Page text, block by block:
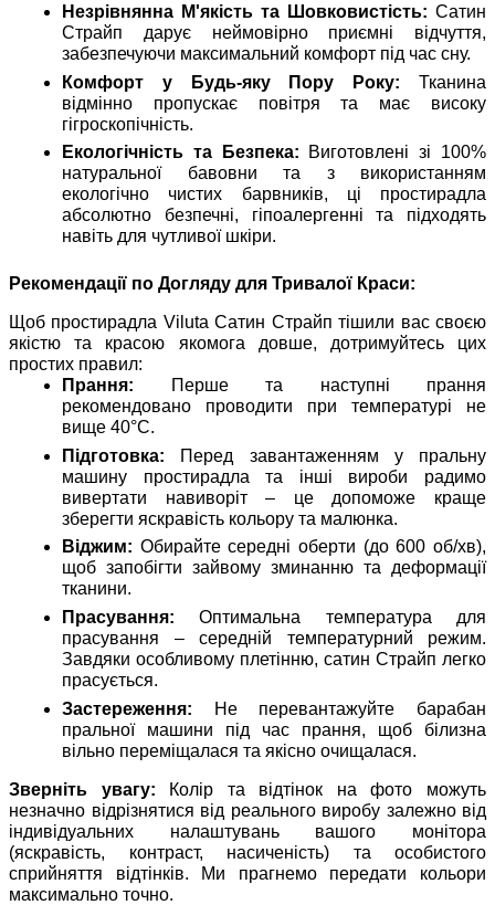
Незрівнянна М'якість та Шовковистість: Сатин
Страйп дарує неймовірно приємні відчуття,
забезпечуючи максимальний комфорт під час сну.
Комфорт у Будь-яку Пору Року: Тканина
відмінно пропускає повітря та має високу
гігроскопічність.
Екологічність та Безпека: Виготовлені зі 100%
натуральної бавовни та з використанням
екологічно чистих барвників, ці простирадла
абсолютно безпечні, гіпоалергенні та підходять
навіть для чутливої шкіри.
Рекомендації по Догляду для Тривалої Краси:
Щоб простирадла Viluta Сатин Страйп тішили вас своєю
якістю та красою якомога довше, дотримуйтесь цих
простих правил:
Прання: Перше та наступні прання
рекомендовано проводити при температурі не
вище 40°C.
Підготовка: Перед завантаженням у пральну
машину простирадла та інші вироби радимо
вивертати навиворіт – це допоможе краще
зберегти яскравість кольору та малюнка.
Віджим: Обирайте середні оберти (до 600 об/хв),
щоб запобігти зайвому зминанню та деформації
тканини.
Прасування: Оптимальна температура для
прасування – середній температурний режим.
Завдяки особливому плетінню, сатин Страйп легко
прасується.
Застереження: Не перевантажуйте барабан
пральної машини під час прання, щоб білизна
вільно переміщалася та якісно очищалася.
Зверніть увагу: Колір та відтінок на фото можуть
незначно відрізнятися від реального виробу залежно від
індивідуальних налаштувань вашого монітора
(яскравість, контраст, насиченість) та особистого
сприйняття відтінків. Ми прагнемо передати кольори
максимально точно.